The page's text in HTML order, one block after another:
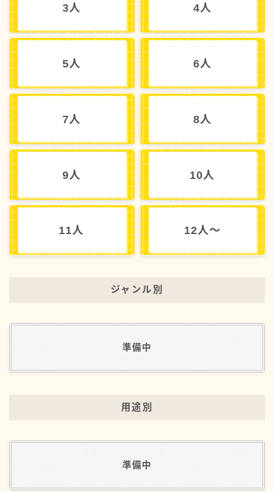
3人 4人
5人 6人
7人 8人
9人 10人
11人 12人～
ジャンル別
準備中
用途別
準備中